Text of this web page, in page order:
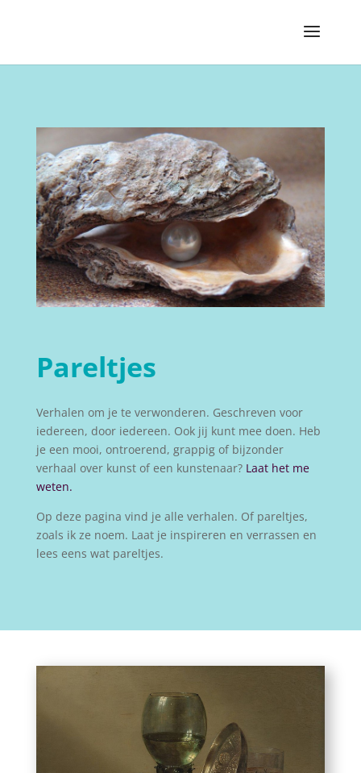
Pareltjes
Verhalen om je te verwonderen. Geschreven voor
iedereen, door iedereen. Ook jij kunt mee doen. Heb
je een mooi, ontroerend, grappig of bijzonder
verhaal over kunst of een kunstenaar? Laat het me
weten.
Op deze pagina vind je alle verhalen. Of pareltjes,
zoals ik ze noem. Laat je inspireren en verrassen en
lees eens wat pareltjes.